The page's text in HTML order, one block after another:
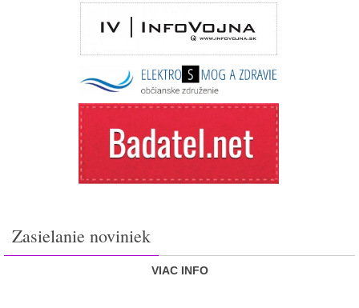
Zasielanie noviniek
VIAC INFO